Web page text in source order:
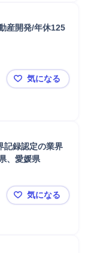
産開発/年休125
★未経験歓
気になる
記録認定の業界
、愛媛県
【完全反響
気になる